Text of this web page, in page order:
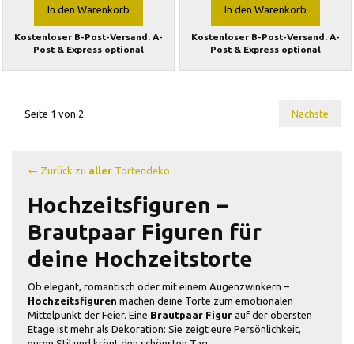
In den Warenkorb
Kostenloser B-Post-Versand. A-
Post & Express optional
In den Warenkorb
Kostenloser B-Post-Versand. A-
Post & Express optional
Seite 1 von 2 Nächste
← Zurück zu aller Tortendeko
Hochzeitsfiguren –
Brautpaar Figuren für
deine Hochzeitstorte
Ob elegant, romantisch oder mit einem Augenzwinkern –
Hochzeitsfiguren machen deine Torte zum emotionalen
Mittelpunkt der Feier. Eine Brautpaar Figur auf der obersten
Etage ist mehr als Dekoration: Sie zeigt eure Persönlichkeit,